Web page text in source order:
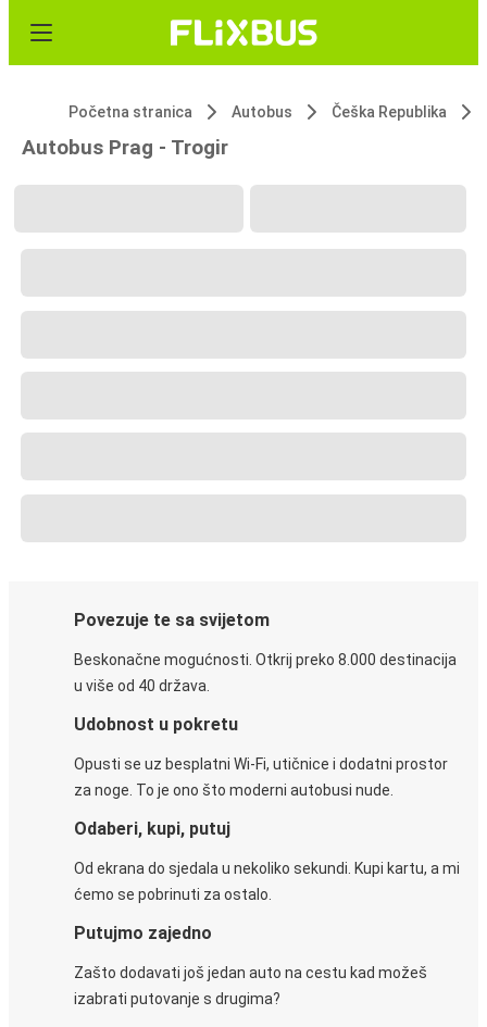
Početna stranica Autobus Češka Republika
Autobus Prag - Trogir
Povezuje te sa svijetom
Beskonačne mogućnosti. Otkrij preko 8.000 destinacija
u više od 40 država.
Udobnost u pokretu
Opusti se uz besplatni Wi-Fi, utičnice i dodatni prostor
za noge. To je ono što moderni autobusi nude.
Odaberi, kupi, putuj
Od ekrana do sjedala u nekoliko sekundi. Kupi kartu, a mi
ćemo se pobrinuti za ostalo.
Putujmo zajedno
Zašto dodavati još jedan auto na cestu kad možeš
izabrati putovanje s drugima?